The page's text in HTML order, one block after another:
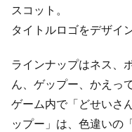
スコット。
タイトルロゴをデザイ
ラインナップはネス、
ん、ゲップー、かえっ
ゲーム内で「どせいさ
ップー」は、色違いの